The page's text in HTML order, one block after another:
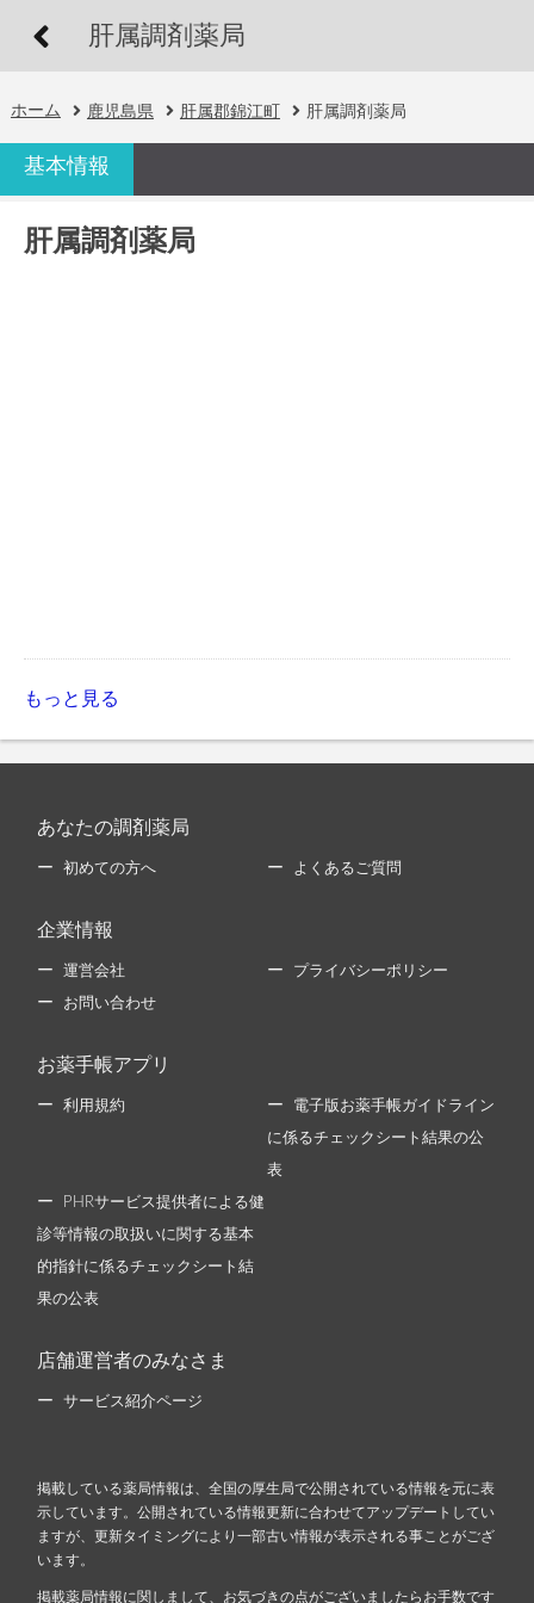
肝属調剤薬局
ホーム 鹿児島県 肝属郡錦江町 肝属調剤薬局
基本情報
肝属調剤薬局
もっと見る
あなたの調剤薬局
初めての方へ よくあるご質問
企業情報
運営会社 プライバシーポリシー
お問い合わせ
お薬手帳アプリ
利用規約 電子版お薬手帳ガイドライン
に係るチェックシート結果の公
表
PHRサービス提供者による健
診等情報の取扱いに関する基本
的指針に係るチェックシート結
果の公表
店舗運営者のみなさま
サービス紹介ページ
掲載している薬局情報は、全国の厚生局で公開されている情報を元に表
示しています。公開されている情報更新に合わせてアップデートしてい
ますが、更新タイミングにより一部古い情報が表示される事ことがござ
います。
掲載薬局情報に関しまして、お気づきの点がございましたらお手数です